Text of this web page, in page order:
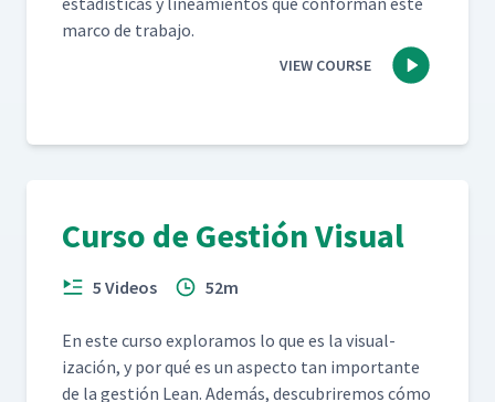
mar­co de trabajo.
VIEW COURSE
Curso de Gestión Visual
5 Videos 52m
En este cur­so explo­ramos lo que es la visu­al­
ización, y por qué es un aspec­to tan impor­tante
de la gestión Lean. Además, des­cubrire­mos cómo